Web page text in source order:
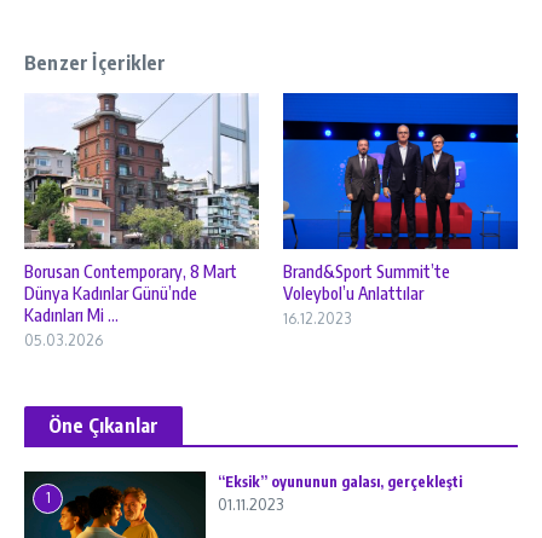
Benzer İçerikler
Borusan Contemporary, 8 Mart
Dünya Kadınlar Günü’nde
Kadınları Mi ...
05.03.2026
Brand&Sport Summit’te
Voleybol’u Anlattılar
16.12.2023
Öne Çıkanlar
1
“Eksik” oyununun galası, gerçekleşti
01.11.2023